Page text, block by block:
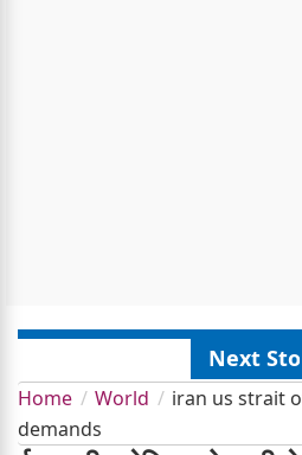
Next
Home World
iran us strait
demands